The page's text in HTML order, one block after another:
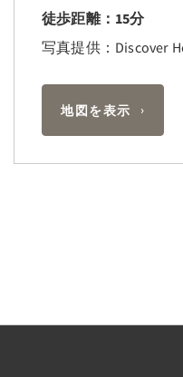
徒歩距離：15分
写真提供：Discover
地図を表示